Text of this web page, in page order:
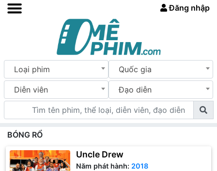
Đăng nhập
Loại phim Quốc gia
Diễn viên Đạo diễn
BÓNG RỔ
Uncle Drew
Năm phát hành: 2018